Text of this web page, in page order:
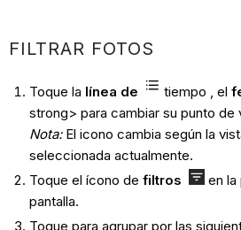
FILTRAR FOTOS
Toque la línea de tiempo , el
strong> para cambiar su punto de
Nota: El icono cambia según la
seleccionada actualmente.
Toque el ícono de filtros
en la
pantalla.
Toque para agrupar por las